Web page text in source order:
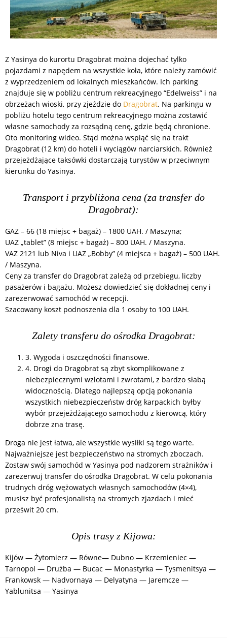
Z Yasinya do kurortu Dragobrat można dojechać tylko
pojazdami z napędem na wszystkie koła, które należy zamówić
z wyprzedzeniem od lokalnych mieszkańców. Ich parking
znajduje się w pobliżu centrum rekreacyjnego “Edelweiss” i na
obrzeżach wioski, przy zjeździe do Dragobrat. Na parkingu w
pobliżu hotelu tego centrum rekreacyjnego można zostawić
własne samochody za rozsądną cenę, gdzie będą chronione.
Oto monitoring wideo. Stąd można wspiąć się na trakt
Dragobrat (12 km) do hoteli i wyciągów narciarskich. Również
przejeżdżające taksówki dostarczają turystów w przeciwnym
kierunku do Yasinya.
Transport i przybliżona cena (za transfer do
Dragobrat):
GAZ – 66 (18 miejsc + bagaż) – 1800 UAH. / Maszyna;
UAZ „tablet” (8 miejsc + bagaż) – 800 UAH. / Maszyna.
VAZ 2121 lub Niva i UAZ „Bobby” (4 miejsca + bagaż) – 500 UAH.
/ Maszyna.
Ceny za transfer do Dragobrat zależą od przebiegu, liczby
pasażerów i bagażu. Możesz dowiedzieć się dokładnej ceny i
zarezerwować samochód w recepcji.
Szacowany koszt podnoszenia dla 1 osoby to 100 UAH.
Zalety transferu do ośrodka Dragobrat:
3. Wygoda i oszczędności finansowe.
4. Drogi do Dragobrat są zbyt skomplikowane z
niebezpiecznymi wzlotami i zwrotami, z bardzo słabą
widocznością. Dlatego najlepszą opcją pokonania
wszystkich niebezpieczeństw dróg karpackich byłby
wybór przejeżdżającego samochodu z kierowcą, który
dobrze zna trasę.
Droga nie jest łatwa, ale wszystkie wysiłki są tego warte.
Najważniejsze jest bezpieczeństwo na stromych zboczach.
Zostaw swój samochód w Yasinya pod nadzorem strażników i
zarezerwuj transfer do ośrodka Dragobrat. W celu pokonania
trudnych dróg wężowatych własnych samochodów (4×4),
musisz być profesjonalistą na stromych zjazdach i mieć
prześwit 20 cm.
Opis trasy z Kijowa:
Kijów — Żytomierz — Równe— Dubno — Krzemieniec —
Tarnopol — Drużba — Bucac — Monastyrka — Tysmenitsya —
Frankowsk — Nadvornaya — Delyatyna — Jaremcze —
Yablunitsa — Yasinya